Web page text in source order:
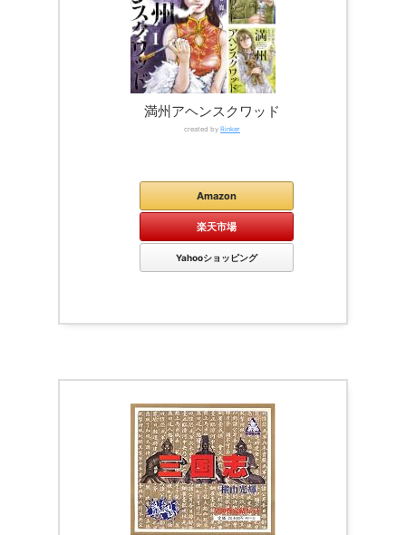
満州アヘンスクワッド
created by Rinker
Amazon
楽天市場
Yahooショッピング